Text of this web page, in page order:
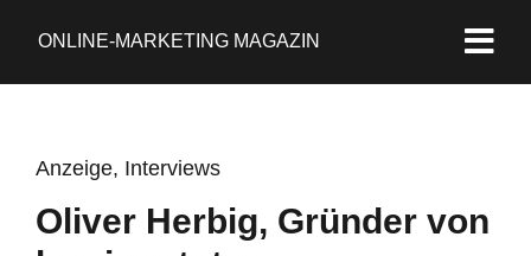
ONLINE-MARKETING MAGAZIN
Anzeige, Interviews
Oliver Herbig, Gründer von